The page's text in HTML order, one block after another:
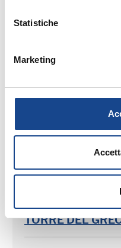
Statistiche
Marketing
Corso riservato agli
Comune di Torre del
TORRE DEL